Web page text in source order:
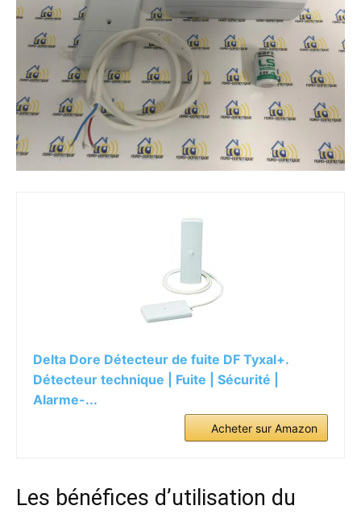
Delta Dore Détecteur de fuite DF Tyxal+.
Détecteur technique | Fuite | Sécurité |
Alarme-...
Acheter sur Amazon
Les bénéfices d’utilisation du